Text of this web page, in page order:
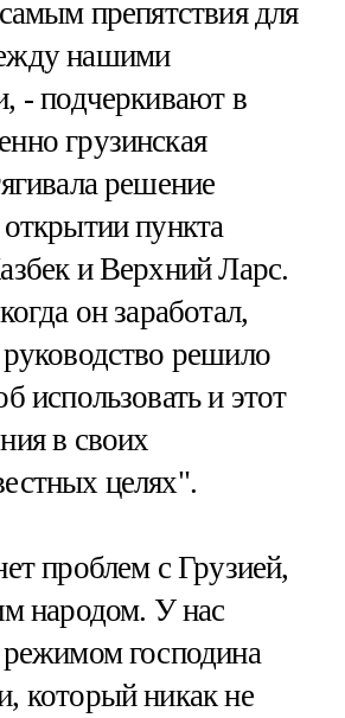
препятствия для
нашими
- подчеркивают в
грузинская
решение
пункта
и Верхний Ларс.
он заработал,
руководство решило
использовать и этот
в своих
целях".
проблем с Грузией,
народом. У нас
господина
который никак не